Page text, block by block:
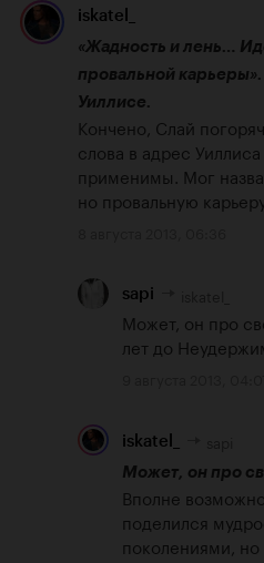
iskatel_
«Жадность и лень…
провальной
Уиллисе.
Кончено, Слай
слова в адрес
применимы. Мог
но провальную
sapi
Может, он про
лет до
iskatel_
Может, он про
Вполне
поделился
поколениями,